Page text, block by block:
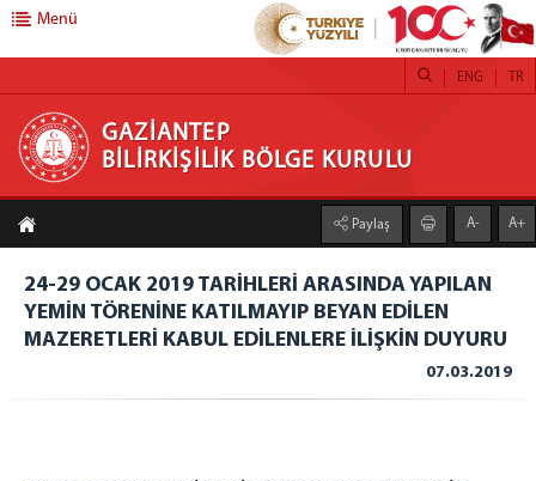
GAZİANTEP BİLİRKİŞİLİK BÖLGE KURULU
Anasayfa
Daire Başkanlığı
Bölge Kurulu
Başkan
Görevlerimiz
Menü
GAZİANTEP
BİLİRKİŞİLİK BÖLGE KURULU
TR
ENG
Paylaş A- A+
24-29 OCAK 2019 TARİHLERİ ARASINDA YAPILAN
YEMİN TÖRENİNE KATILMAYIP BEYAN EDİLEN
MAZERETLERİ KABUL EDİLENLERE İLİŞKİN DUYURU
07.03.2019